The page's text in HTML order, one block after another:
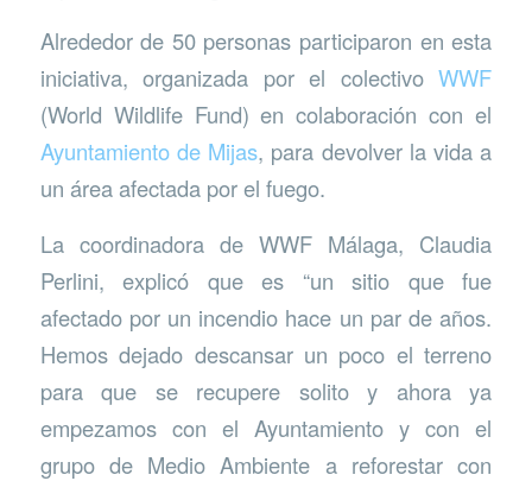
Alrededor de 50 personas participaron en esta
iniciativa, organizada por el colectivoWWF
(World Wildlife Fund) en colaboración con el
Ayuntamiento de Mijas, para devolver la vida a
un área afectada por el fuego.
La coordinadora de WWF Málaga, Claudia
Perlini, explicó que es “un sitio que fue
afectado por un incendio hace un par de años.
Hemos dejado descansar un poco el terreno
para que se recupere solito y ahora ya
empezamos con el Ayuntamiento y con el
grupo de Medio Ambiente a reforestar con